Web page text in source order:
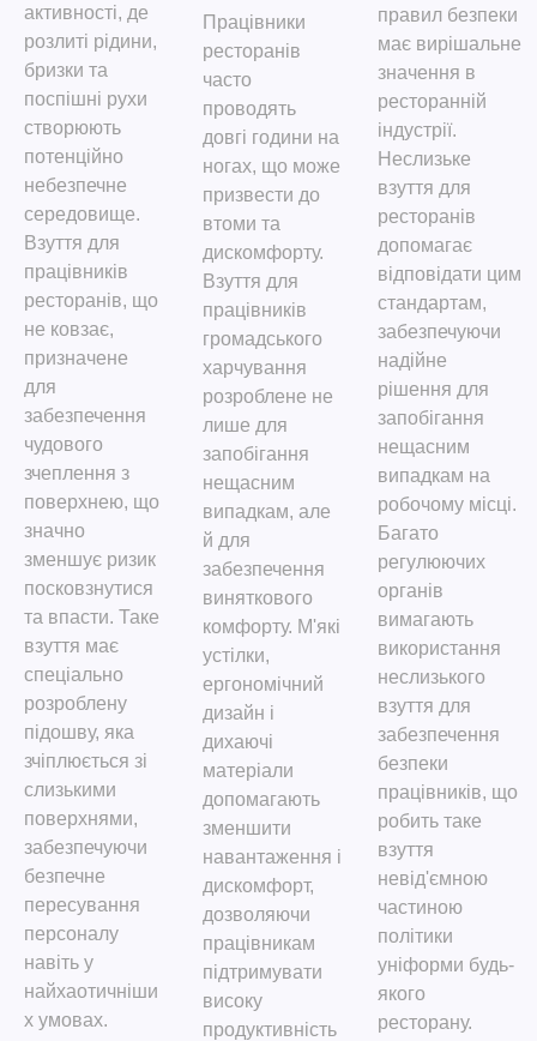
активності, де
розлиті рідини,
бризки та
поспішні рухи
створюють
потенційно
небезпечне
середовище.
Взуття для
працівників
ресторанів, що
не ковзає,
призначене
для
забезпечення
чудового
зчеплення з
поверхнею, що
значно
зменшує ризик
посковзнутися
та впасти. Таке
взуття має
спеціально
розроблену
підошву, яка
зчіплюється зі
слизькими
поверхнями,
забезпечуючи
безпечне
пересування
персоналу
навіть у
найхаотичніши
х умовах.
Працівники
ресторанів
часто
проводять
довгі години на
ногах, що може
призвести до
втоми та
дискомфорту.
Взуття для
працівників
громадського
харчування
розроблене не
лише для
запобігання
нещасним
випадкам, але
й для
забезпечення
виняткового
комфорту. М'які
устілки,
ергономічний
дизайн і
дихаючі
матеріали
допомагають
зменшити
навантаження і
дискомфорт,
дозволяючи
працівникам
підтримувати
високу
продуктивність
правил безпеки
має вирішальне
значення в
ресторанній
індустрії.
Неслизьке
взуття для
ресторанів
допомагає
відповідати цим
стандартам,
забезпечуючи
надійне
рішення для
запобігання
нещасним
випадкам на
робочому місці.
Багато
регулюючих
органів
вимагають
використання
неслизького
взуття для
забезпечення
безпеки
працівників, що
робить таке
взуття
невід'ємною
частиною
політики
уніформи будь-
якого
ресторану.